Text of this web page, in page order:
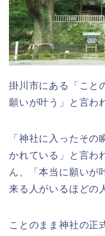
掛川市にある「こと
願いが叶う」と言わ
「神社に入ったそ
かれている」と言わ
ん、「本当に願いが
来る人がいるほどの
ことのまま神社の正